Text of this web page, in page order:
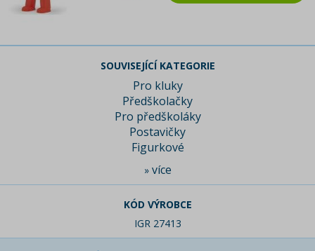
SOUVISEJÍCÍ KATEGORIE
Pro kluky
Předškolačky
Pro předškoláky
Postavičky
Figurkové
» více
KÓD VÝROBCE
IGR 27413